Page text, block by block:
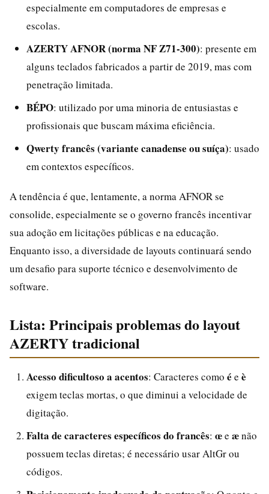
especialmente em computadores de empresas e
escolas.
AZERTY AFNOR (norma NF Z71-300): presente em
alguns teclados fabricados a partir de 2019, mas com
penetração limitada.
BÉPO: utilizado por uma minoria de entusiastas e
profissionais que buscam máxima eficiência.
Qwerty francês (variante canadense ou suíça): usado
em contextos específicos.
A tendência é que, lentamente, a norma AFNOR se
consolide, especialmente se o governo francês incentivar
sua adoção em licitações públicas e na educação.
Enquanto isso, a diversidade de layouts continuará sendo
um desafio para suporte técnico e desenvolvimento de
software.
Lista: Principais problemas do layout
AZERTY tradicional
Acesso dificultoso a acentos: Caracteres como é e è
exigem teclas mortas, o que diminui a velocidade de
digitação.
Falta de caracteres específicos do francês: œe ænão
possuem teclas diretas; é necessário usar AltGr ou
códigos.